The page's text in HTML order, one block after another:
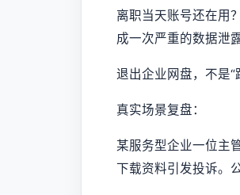
离职当天账号还在用
成一次严重的数据泄
退出企业网盘，不是“
真实场景复盘：
某服务型企业一位主
下载资料引发投诉。